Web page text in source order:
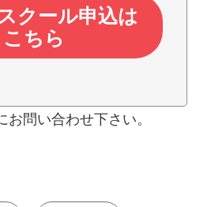
クール申込は
こちら
問い合わせ下さい。